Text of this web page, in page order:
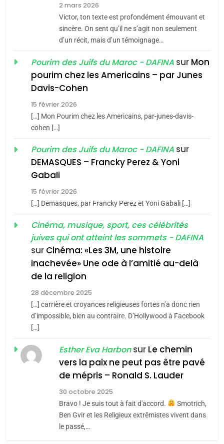
CE QUI NOUS MANQUE –
Jacques Hadida
JUDAISME
Maroc : Les amandes de
Tafraout, le miel de Tadla
du terroir
Oeil ravageur – Vanessa
De Loya Stauber
«Tu dis génocide, je dis
guerre»: La nouvelle
chanson de Boy George
ISRAÉL JUDAISME
Accords d’Isaac:
l’alliance pourrait
s’étendre à 13 pays
d’Amérique latine
ISRAÉL JUDAISME
2025, l’année la plus
meurtrière selon le
2 mars 2026
Victor, ton texte est profondément émouvant et
sincère. On sent qu’il ne s’agit non seulement
d’un récit, mais d’un témoignage…
Pourim des Juifs du Maroc - DAFINA sur Mon
pourim chez les Americains – par Junes
Davis-Cohen
15 février 2026
[…] Mon Pourim chez les Americains, par-junes-davis-
cohen […]
Pourim des Juifs du Maroc - DAFINA sur
DEMASQUES – Francky Perez & Yoni
Gabali
15 février 2026
[…] Demasques, par Francky Perez et Yoni Gabali […]
Cinéma, musique, sport, ces célébrités
juives qui ont atteint les sommets - DAFINA
sur Cinéma: «Les 3M, une histoire
inachevée» Une ode à l’amitié au-delà
de la religion
28 décembre 2025
[…] carrière et croyances religieuses fortes n’a donc rien
d’impossible, bien au contraire. D’Hollywood à Facebook
[…]
Esther Eva Harbonsur Le chemin
vers la paix ne peut pas être pavé
de mépris – Ronald S. Lauder
30 octobre 2025
Bravo ! Je suis tout à fait d'accord.
Smotrich,
Ben Gvir et les Religieux extrêmistes vivent dans
le passé,…
meurtrière selon le rapport
l’antisémitisme
FIÈRE, DIGNE ET RÉSILIENTE :
POURQUOI JE REVENDIQUE
MA JUDAÏTE par Thérèse
Zrihen-Dvir
ISRAÉL
CE QUI NOUS MANQUE –
JUDAISME
Maroc : Les amandes de
Tafraout, le miel de Tadla
Azilal consacrés produits
du terroir
DAFINA MAROC